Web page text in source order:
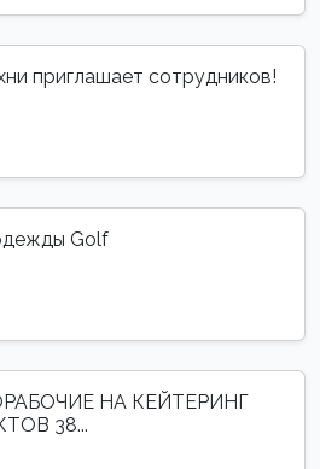
приглашает сотрудников!
Golf
НА КЕЙТЕРИНГ
38...